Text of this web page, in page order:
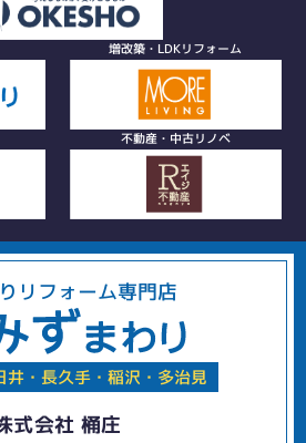
増改築・LDKリフォーム
不動産・中古リノベ
リフォーム専門店
井・長久手・稲沢・多治見
式会社 桶庄